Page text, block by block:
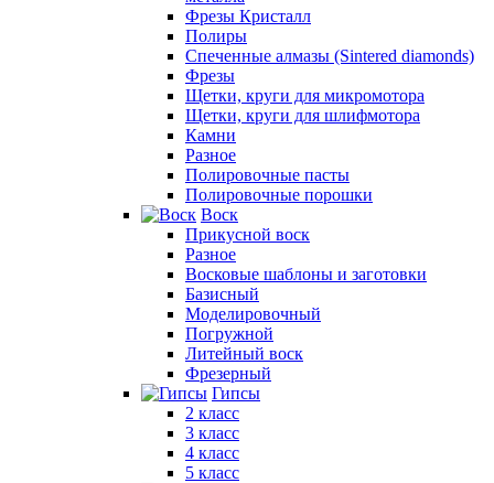
Фрезы Кристалл
Полиры
Спеченные алмазы (Sintered diamonds)
Фрезы
Щетки, круги для микромотора
Щетки, круги для шлифмотора
Камни
Разное
Полировочные пасты
Полировочные порошки
Воск
Прикусной воск
Разное
Восковые шаблоны и заготовки
Базисный
Моделировочный
Погружной
Литейный воск
Фрезерный
Гипсы
2 класс
3 класс
4 класс
5 класс